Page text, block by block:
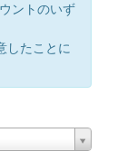
ントのいず
したことに